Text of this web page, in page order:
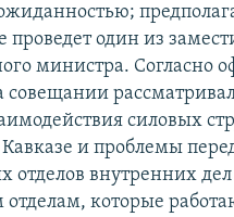
проведет один из
министра. Согласно
совещании
силовых
и проблемы
отделов внутренних
которые